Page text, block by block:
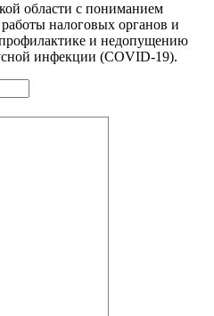
области с пониманием
налоговых органов и
и недопущению
инфекции (COVID-19).